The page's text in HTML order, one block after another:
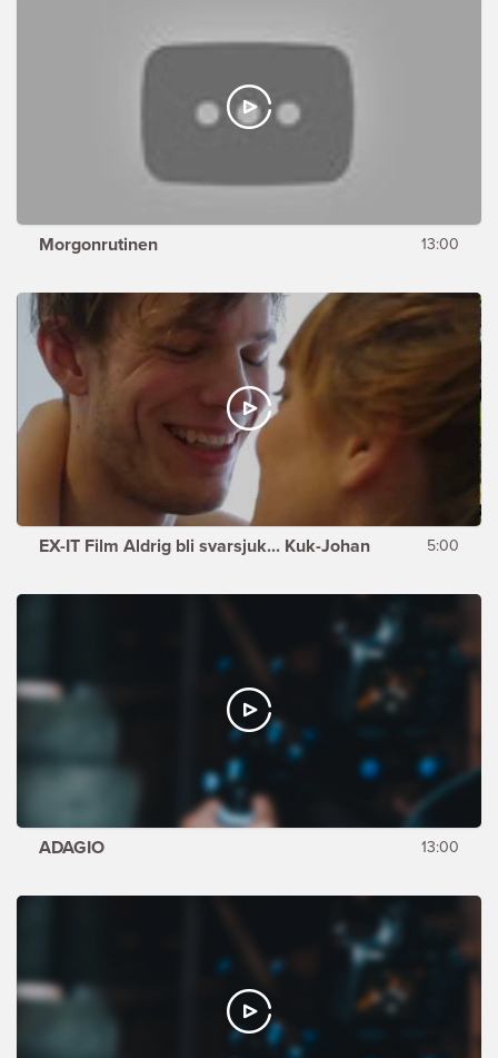
Morgonrutinen 13:00
EX-IT Film Aldrig bli svarsjuk... Kuk-Johan 5:00
ADAGIO 13:00